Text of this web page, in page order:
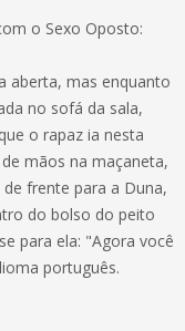
o Sexo Oposto:
aberta, mas enquanto
no sofá da sala,
o rapaz ia nesta
mãos na maçaneta,
frente para a Duna,
do bolso do peito
para ela: "Agora você
português.